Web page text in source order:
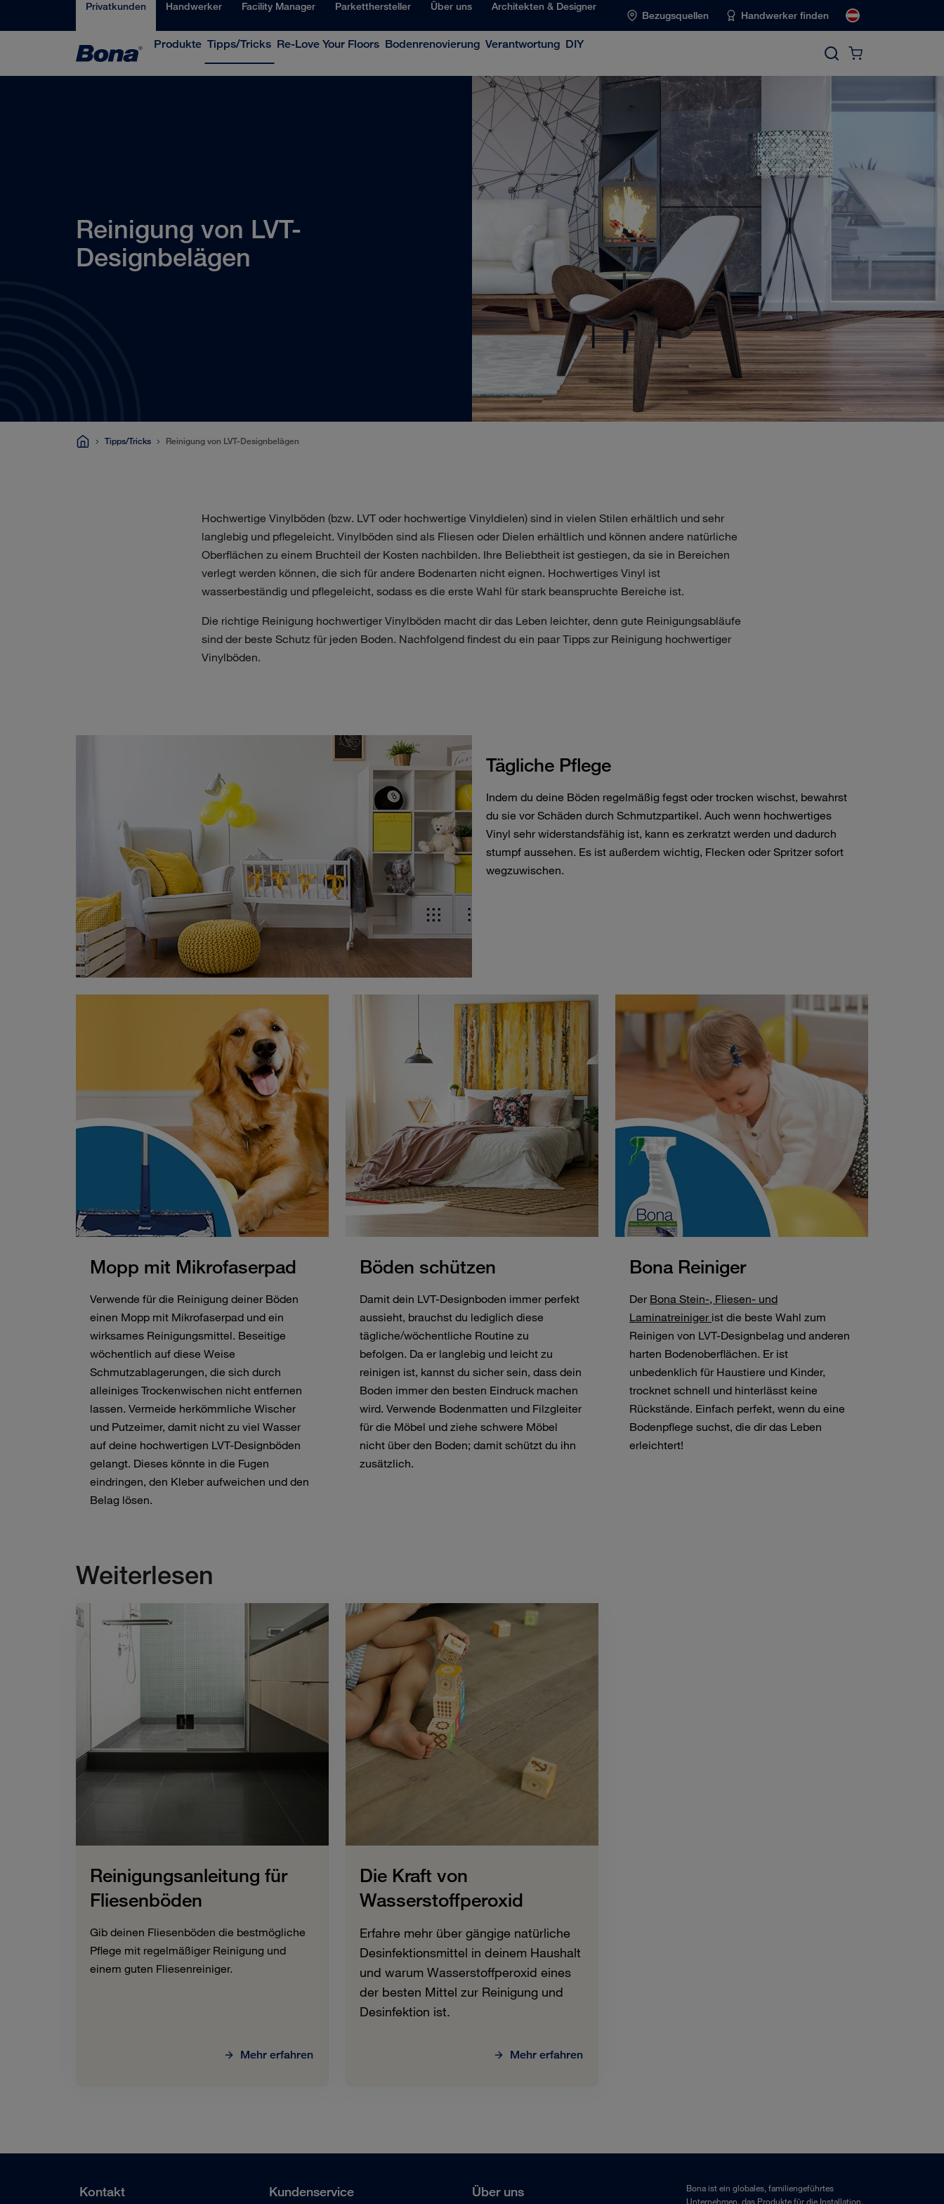
Privatkunden Handwerker Facility Manager Parketthersteller Über uns Architekten & Designer
Bezugsquellen Handwerker finden
Produkte Tipps/Tricks Re-Love Your Floors Bodenrenovierung Verantwortung DIY
Reinigung von LVT-
Designbelägen
Tipps/Tricks Reinigung von LVT-Designbelägen
Hochwertige Vinylböden (bzw. LVT oder hochwertige Vinyldielen) sind in vielen Stilen erhältlich und sehr
langlebig und pflegeleicht. Vinylböden sind als Fliesen oder Dielen erhältlich und können andere natürliche
Oberflächen zu einem Bruchteil der Kosten nachbilden. Ihre Beliebtheit ist gestiegen, da sie in Bereichen
verlegt werden können, die sich für andere Bodenarten nicht eignen. Hochwertiges Vinyl ist
wasserbeständig und pflegeleicht, sodass es die erste Wahl für stark beanspruchte Bereiche ist.
Die richtige Reinigung hochwertiger Vinylböden macht dir das Leben leichter, denn gute Reinigungsabläufe
sind der beste Schutz für jeden Boden. Nachfolgend findest du ein paar Tipps zur Reinigung hochwertiger
Vinylböden.
Tägliche Pflege
Indem du deine Böden regelmäßig fegst oder trocken wischst, bewahrst
du sie vor Schäden durch Schmutzpartikel. Auch wenn hochwertiges
Vinyl sehr widerstandsfähig ist, kann es zerkratzt werden und dadurch
stumpf aussehen. Es ist außerdem wichtig, Flecken oder Spritzer sofort
wegzuwischen.
Mopp mit Mikrofaserpad
Verwende für die Reinigung deiner Böden
einen Mopp mit Mikrofaserpad und ein
wirksames Reinigungsmittel. Beseitige
wöchentlich auf diese Weise
Schmutzablagerungen, die sich durch
alleiniges Trockenwischen nicht entfernen
lassen. Vermeide herkömmliche Wischer
und Putzeimer, damit nicht zu viel Wasser
auf deine hochwertigen LVT-Designböden
gelangt. Dieses könnte in die Fugen
eindringen, den Kleber aufweichen und den
Belag lösen.
Böden schützen
Damit dein LVT-Designboden immer perfekt
aussieht, brauchst du lediglich diese
tägliche/wöchentliche Routine zu
befolgen. Da er langlebig und leicht zu
reinigen ist, kannst du sicher sein, dass dein
Boden immer den besten Eindruck machen
wird. Verwende Bodenmatten und Filzgleiter
für die Möbel und ziehe schwere Möbel
nicht über den Boden; damit schützt du ihn
zusätzlich.
Bona Reiniger
Der Bona Stein-, Fliesen- und
Laminatreiniger ist die beste Wahl zum
Reinigen von LVT-Designbelag und anderen
harten Bodenoberflächen. Er ist
unbedenklich für Haustiere und Kinder,
trocknet schnell und hinterlässt keine
Rückstände. Einfach perfekt, wenn du eine
Bodenpflege suchst, die dir das Leben
erleichtert!
Weiterlesen
Reinigungsanleitung für
Fliesenböden
Gib deinen Fliesenböden die bestmögliche
Pflege mit regelmäßiger Reinigung und
einem guten Fliesenreiniger.
Mehr erfahren
Die Kraft von
Wasserstoffperoxid
Erfahre mehr über gängige natürliche
Desinfektionsmittel in deinem Haushalt
und warum Wasserstoffperoxid eines
der besten Mittel zur Reinigung und
Desinfektion ist.
Mehr erfahren
Kontakt Kundenservice Über uns
Bona ist ein globales, familiengeführtes
Unternehmen, das Produkte für die Installation,